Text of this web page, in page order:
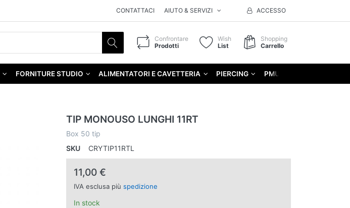
CONTATTACI AIUTO & SERVIZI ACCESSO
Confrontare
Prodotti
Wish
List
Shopping
Carrello
FORNITURE STUDIO ALIMENTATORI E CAVETTERIA PIERCING PMU
TIP MONOUSO LUNGHI 11RT
Box 50 tip
SKU
CRYTIP11RTL
11,00 €
IVA esclusa più spedizione
In stock